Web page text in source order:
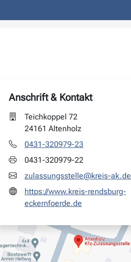
Anschrift & Kontakt
Teichkoppel 72
24161 Altenholz
0431-320979-23
0431-320979-22
zulassungsstelle@kreis-ak.de
https://www.kreis-rendsburg-
eckernfoerde.de